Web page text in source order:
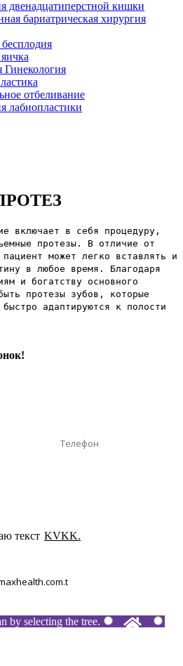
двенадцатиперстной кишки
бариатрическая хирургия
Гинекология
отбеливание
лабиопластики
включает в себя процедуру,
протезы. В отличие от
может легко вставлять и
в любое время. Благодаря
и богатству основного
протезы зубов, которые
адаптируются к полости
текст KVKK.
by selecting the tree.